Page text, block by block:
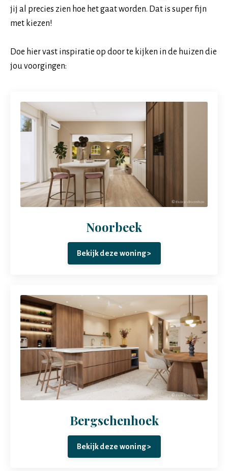
jij al precies zien hoe het gaat worden. Dat is super fijn
met kiezen!
Doe hier vast inspiratie op door te kijken in de huizen die
jou voorgingen:
Noorbeek
Bekijk deze woning >
Bergschenhoek
Bekijk deze woning >